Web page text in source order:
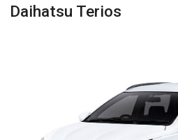
Daihatsu Terios